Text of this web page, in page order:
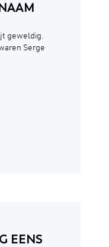
geweldig.
Serge
EENS